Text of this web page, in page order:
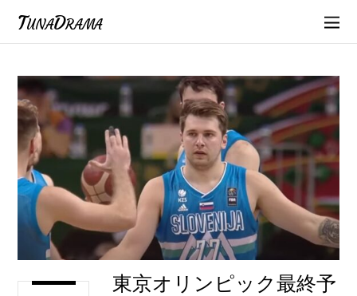
TunaDrama
東京オリンピック最終予